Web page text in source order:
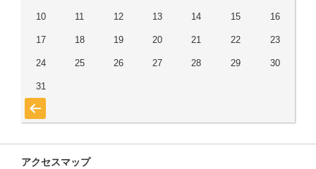
10 11 12 13 14 15 16
17 18 19 20 21 22 23
24 25 26 27 28 29 30
31
« 7月
アクセスマップ